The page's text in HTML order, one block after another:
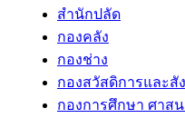
สำนักปลัด
กองคลัง
กองช่าง
กองสวัสดิการและสั
กองการศึกษา ศาส